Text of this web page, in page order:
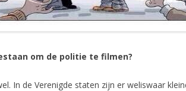
om de politie te filmen?
In de Verenigde staten zijn er weliswaar